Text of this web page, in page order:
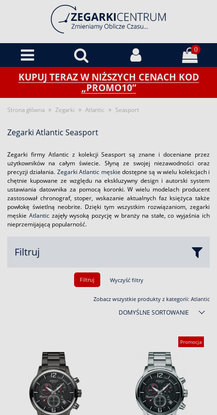
0
KUPUJ TERAZ W NIŻSZYCH CENACH KOD
„PROMO10”
Strona główna » Zegarki » Atlantic » Seasport
Zegarki Atlantic Seasport
Zegarki firmy Atlantic z kolekcji Seasport są znane i doceniane przez
użytkowników na całym świecie. Słyną ze swojej niezawodności oraz
precyzji działania. Zegarki Atlantic męskie dostępne są w wielu kolekcjach i
chętnie kupowane ze względu na ekskluzywny design i autorski system
ustawiania datownika za pomocą koronki. W wielu modelach producent
zastosował chronograf, stoper, wskazanie aktualnych faz księżyca także
powłokę świetlną neobrite. Dzięki tym wszystkim rozwiązaniom, zegarki
męskie Atlanticzajęły wysoką pozycję w branży na stałe, co wyjaśnia ich
nieprzemijającą popularność.
Filtruj
Filtruj Wyczyść filtry
Zobacz wszystkie produkty z kategorii: Atlantic
DOMYŚLNE SORTOWANIE
Promocja